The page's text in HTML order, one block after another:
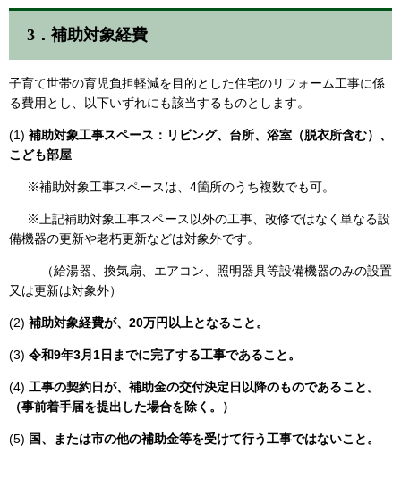
3．補助対象経費
子育て世帯の育児負担軽減を目的とした住宅のリフォーム工事に係
る費用とし、以下いずれにも該当するものとします。
(1) 補助対象工事スペース：リビング、台所、浴室（脱衣所含む）、
こども部屋
※補助対象工事スペースは、4箇所のうち複数でも可。
※上記補助対象工事スペース以外の工事、改修ではなく単なる設
備機器の更新や老朽更新などは対象外です。
（給湯器、換気扇、エアコン、照明器具等設備機器のみの設置
又は更新は対象外）
(2) 補助対象経費が、20万円以上となること。
(3) 令和9年3月1日までに完了する工事であること。
(4) 工事の契約日が、補助金の交付決定日以降のものであること。
（事前着手届を提出した場合を除く。）
(5) 国、または市の他の補助金等を受けて行う工事ではないこと。​